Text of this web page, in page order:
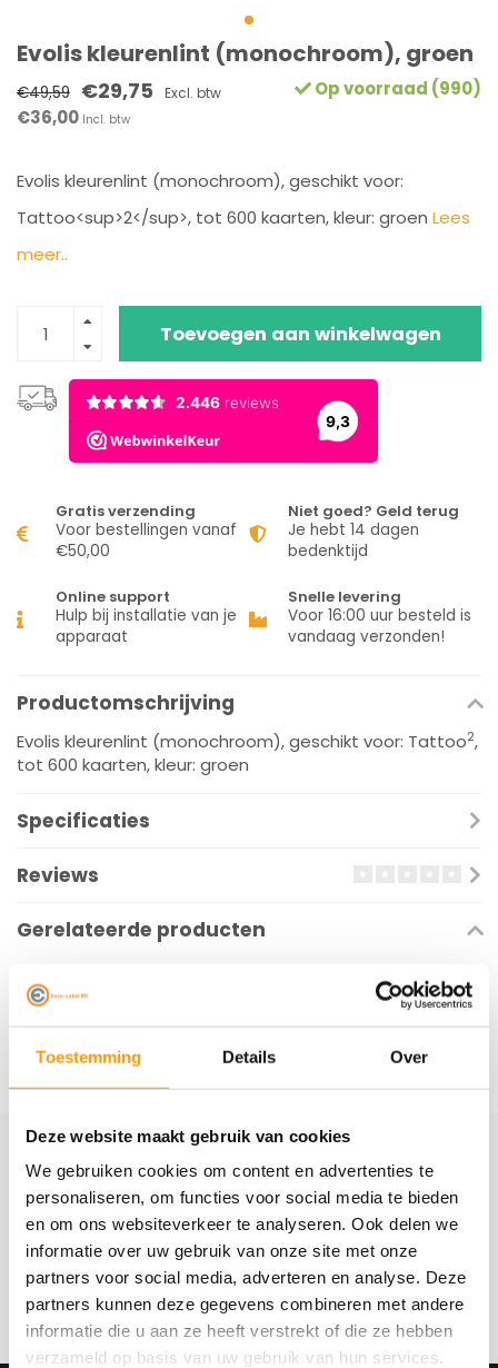
Toestemming Details Over
Deze website maakt gebruik van cookies
We gebruiken cookies om content en advertenties te
personaliseren, om functies voor social media te bieden
en om ons websiteverkeer te analyseren. Ook delen we
informatie over uw gebruik van onze site met onze
partners voor social media, adverteren en analyse. Deze
partners kunnen deze gegevens combineren met andere
informatie die u aan ze heeft verstrekt of die ze hebben
verzameld op basis van uw gebruik van hun services.
Evolis kleurenlint (monochroom), groen
€49,59 €29,75 Excl. btw
€36,00 Incl. btw
Op voorraad (990)
Evolis kleurenlint (monochroom), geschikt voor:
Tattoo<sup>2</sup>, tot 600 kaarten, kleur: groen Lees
meer..
Toevoegen aan winkelwagen
Gratis verzending
Voor bestellingen vanaf
€50,00
Niet goed? Geld terug
Je hebt 14 dagen
bedenktijd
Online support
Hulp bij installatie van je
apparaat
Snelle levering
Voor 16:00 uur besteld is
vandaag verzonden!
Productomschrijving
Evolis kleurenlint (monochroom), geschikt voor: Tattoo2,
tot 600 kaarten, kleur: groen
Specificaties
Reviews
Gerelateerde producten
Schrijf je hier in voor onze nieuwsbrief
Ontvang onze nieuwste aanbiedingen en
kortingscodes
Abonneer